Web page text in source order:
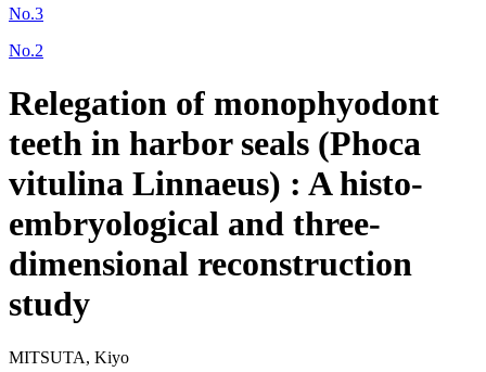
No.3
No.2
Relegation of monophyodont
teeth in harbor seals (Phoca
vitulina Linnaeus) : A histo-
embryological and three-
dimensional reconstruction
study
MITSUTA, Kiyo